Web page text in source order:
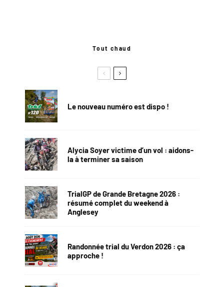
Tout chaud
Le nouveau numéro est dispo !
Alycia Soyer victime d’un vol : aidons-
la à terminer sa saison
TrialGP de Grande Bretagne 2026 :
résumé complet du weekend à
Anglesey
Randonnée trial du Verdon 2026 : ça
approche !